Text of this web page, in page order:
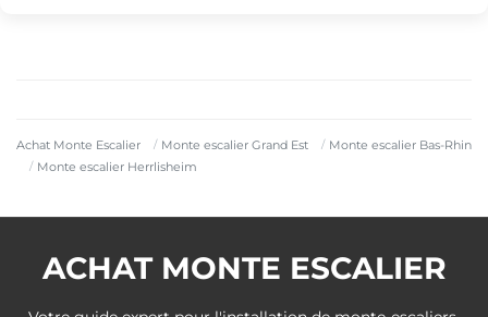
Achat Monte Escalier Monte escalier Grand Est
Monte escalier Bas-Rhin
Monte escalier Herrlisheim
ACHAT MONTE ESCALIER